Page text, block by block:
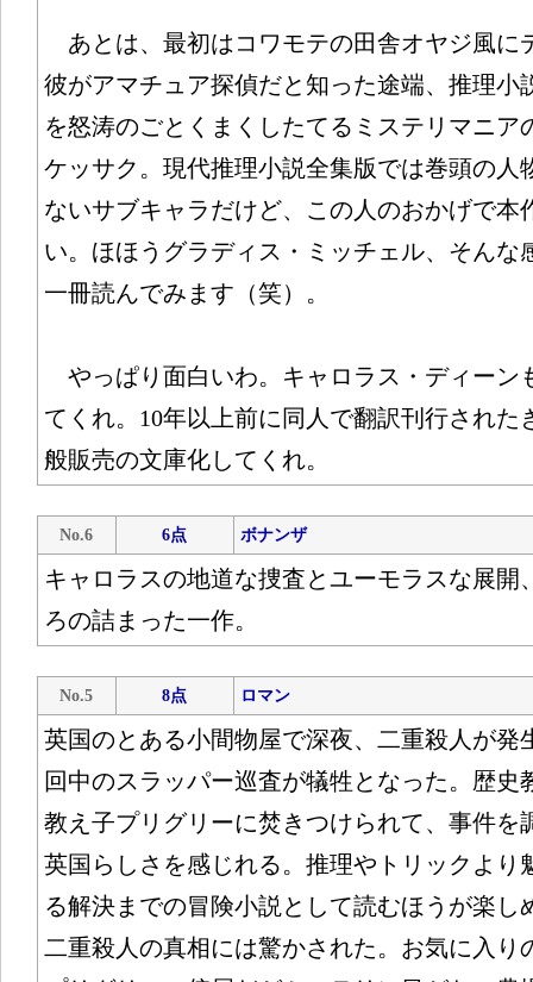
あとは、最初はコワモテの田舎オヤジ風に
彼がアマチュア探偵だと知った途端、推理小
を怒涛のごとくまくしたてるミステリマニア
ケッサク。現代推理小説全集版では巻頭の人
ないサブキャラだけど、この人のおかげで本
い。ほほうグラディス・ミッチェル、そんな
一冊読んでみます（笑）。
やっぱり面白いわ。キャロラス・ディーン
てくれ。10年以上前に同人で翻訳刊行された
般販売の文庫化してくれ。
No.6 6点 ボナンザ
キャロラスの地道な捜査とユーモラスな展開
ろの詰まった一作。
No.5 8点 ロマン
英国のとある小間物屋で深夜、二重殺人が発
回中のスラッパー巡査が犠牲となった。歴史
教え子プリグリーに焚きつけられて、事件を
英国らしさを感じれる。推理やトリックより
る解決までの冒険小説として読むほうが楽し
二重殺人の真相には驚かされた。お気に入り